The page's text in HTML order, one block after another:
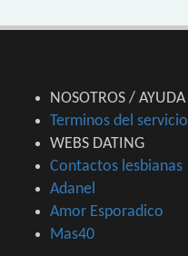
NOSOTROS / AYUDA
Terminos del servicio
WEBS DATING
Contactos lesbianas
Adanel
Amor Esporadico
Mas40